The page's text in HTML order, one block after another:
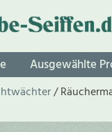
Ausgewählte